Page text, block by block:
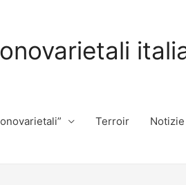
Terroir